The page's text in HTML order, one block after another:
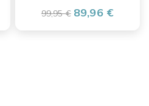
99,95 € 89,96 €